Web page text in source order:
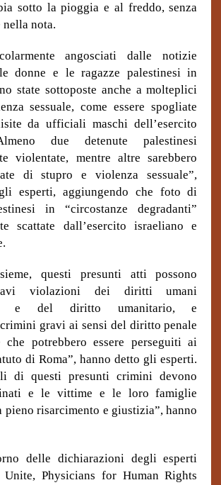
sotto la pioggia e al freddo, senza
nella nota.
angosciati dalle notizie
donne e le ragazze palestinesi in
state sottoposte anche a molteplici
sessuale, come essere spogliate
da ufficiali maschi dell’esercito
due detenute palestinesi
violentate, mentre altre sarebbero
di stupro e violenza sessuale”,
esperti, aggiungendo che foto di
in “circostanze degradanti”
scattate dall’esercito israeliano e
questi presunti atti possono
violazioni dei diritti umani
e del diritto umanitario, e
crimini gravi ai sensi del diritto penale
che potrebbero essere perseguiti ai
di Roma”, hanno detto gli esperti.
di questi presunti crimini devono
e le vittime e le loro famiglie
pieno risarcimento e giustizia”, hanno
delle dichiarazioni degli esperti
Physicians for Human Rights